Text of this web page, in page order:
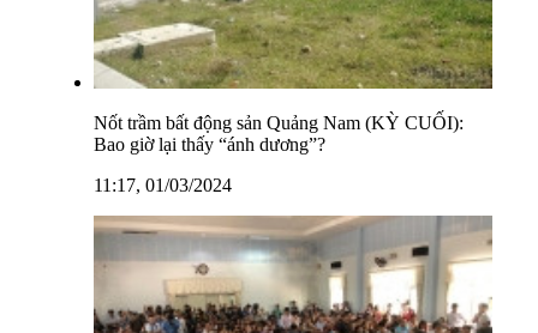
Nốt trầm bất động sản Quảng Nam (KỲ CUỐI):
Bao giờ lại thấy “ánh dương”?
11:17, 01/03/2024